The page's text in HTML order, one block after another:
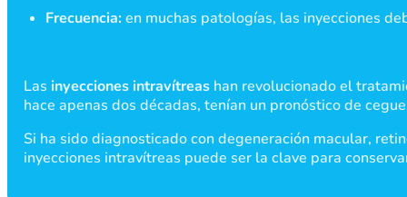
Frecuencia:en muchas patologías, las inyecciones
Las inyecciones intravítreas han revolucionado el
hace apenas dos décadas, tenían un pronóstico de
Si ha sido diagnosticado con degeneración macular,
inyecciones intravítreas puede ser la clave para